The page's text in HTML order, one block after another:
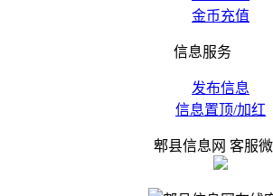
金币充值
信息服务
发布信息
信息置顶/加红
郫县信息网 客服